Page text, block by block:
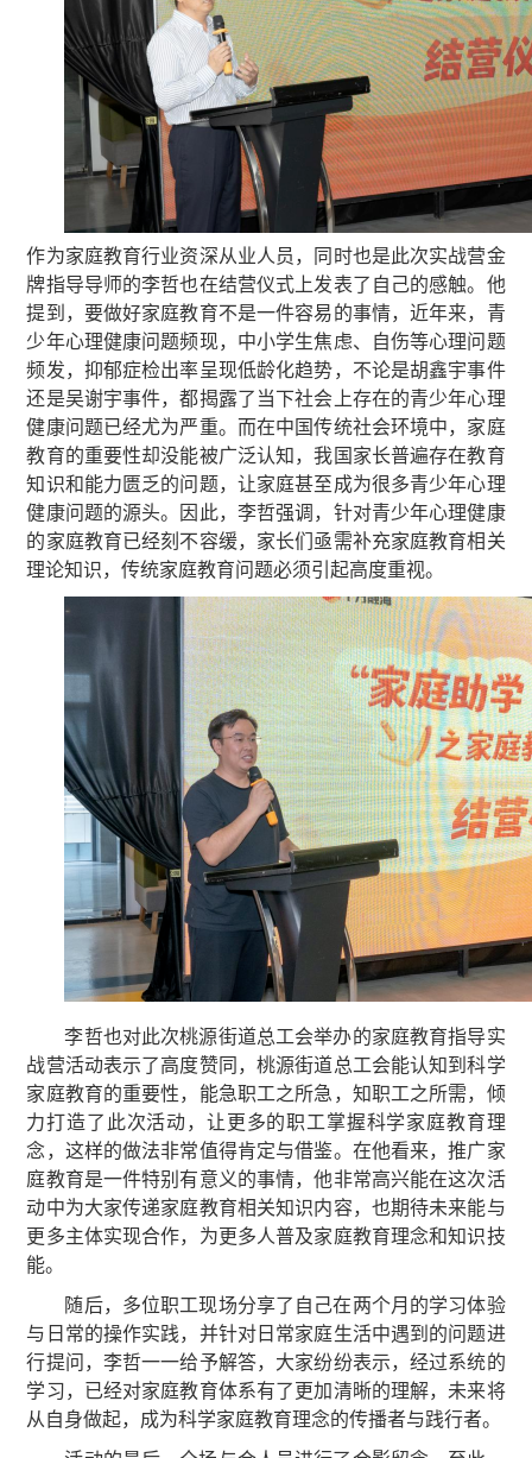
作为家庭教育行业资深从业人员，同时也是此次实战营金
牌指导导师的李哲也在结营仪式上发表了自己的感触。他
提到，要做好家庭教育不是一件容易的事情，近年来，青
少年心理健康问题频现，中小学生焦虑、自伤等心理问题
频发，抑郁症检出率呈现低龄化趋势，不论是胡鑫宇事件
还是吴谢宇事件，都揭露了当下社会上存在的青少年心理
健康问题已经尤为严重。而在中国传统社会环境中，家庭
教育的重要性却没能被广泛认知，我国家长普遍存在教育
知识和能力匮乏的问题，让家庭甚至成为很多青少年心理
健康问题的源头。因此，李哲强调，针对青少年心理健康
的家庭教育已经刻不容缓，家长们亟需补充家庭教育相关
理论知识，传统家庭教育问题必须引起高度重视。
李哲也对此次桃源街道总工会举办的家庭教育指导实
战营活动表示了高度赞同，桃源街道总工会能认知到科学
家庭教育的重要性，能急职工之所急，知职工之所需，倾
力打造了此次活动，让更多的职工掌握科学家庭教育理
念，这样的做法非常值得肯定与借鉴。在他看来，推广家
庭教育是一件特别有意义的事情，他非常高兴能在这次活
动中为大家传递家庭教育相关知识内容，也期待未来能与
更多主体实现合作，为更多人普及家庭教育理念和知识技
能。
随后，多位职工现场分享了自己在两个月的学习体验
与日常的操作实践，并针对日常家庭生活中遇到的问题进
行提问，李哲一一给予解答，大家纷纷表示，经过系统的
学习，已经对家庭教育体系有了更加清晰的理解，未来将
从自身做起，成为科学家庭教育理念的传播者与践行者。